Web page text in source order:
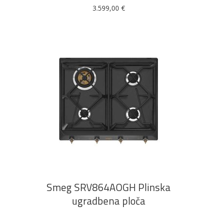
3.599,00 €
DODAJ U KOŠARICU
Smeg SRV864AOGH Plinska
ugradbena ploča